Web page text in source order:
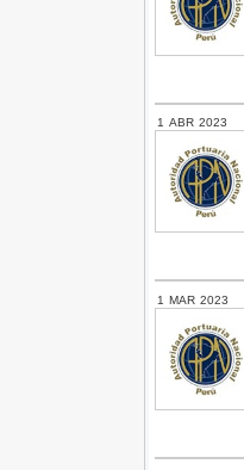
1 ABR 2023
1 MAR 2023